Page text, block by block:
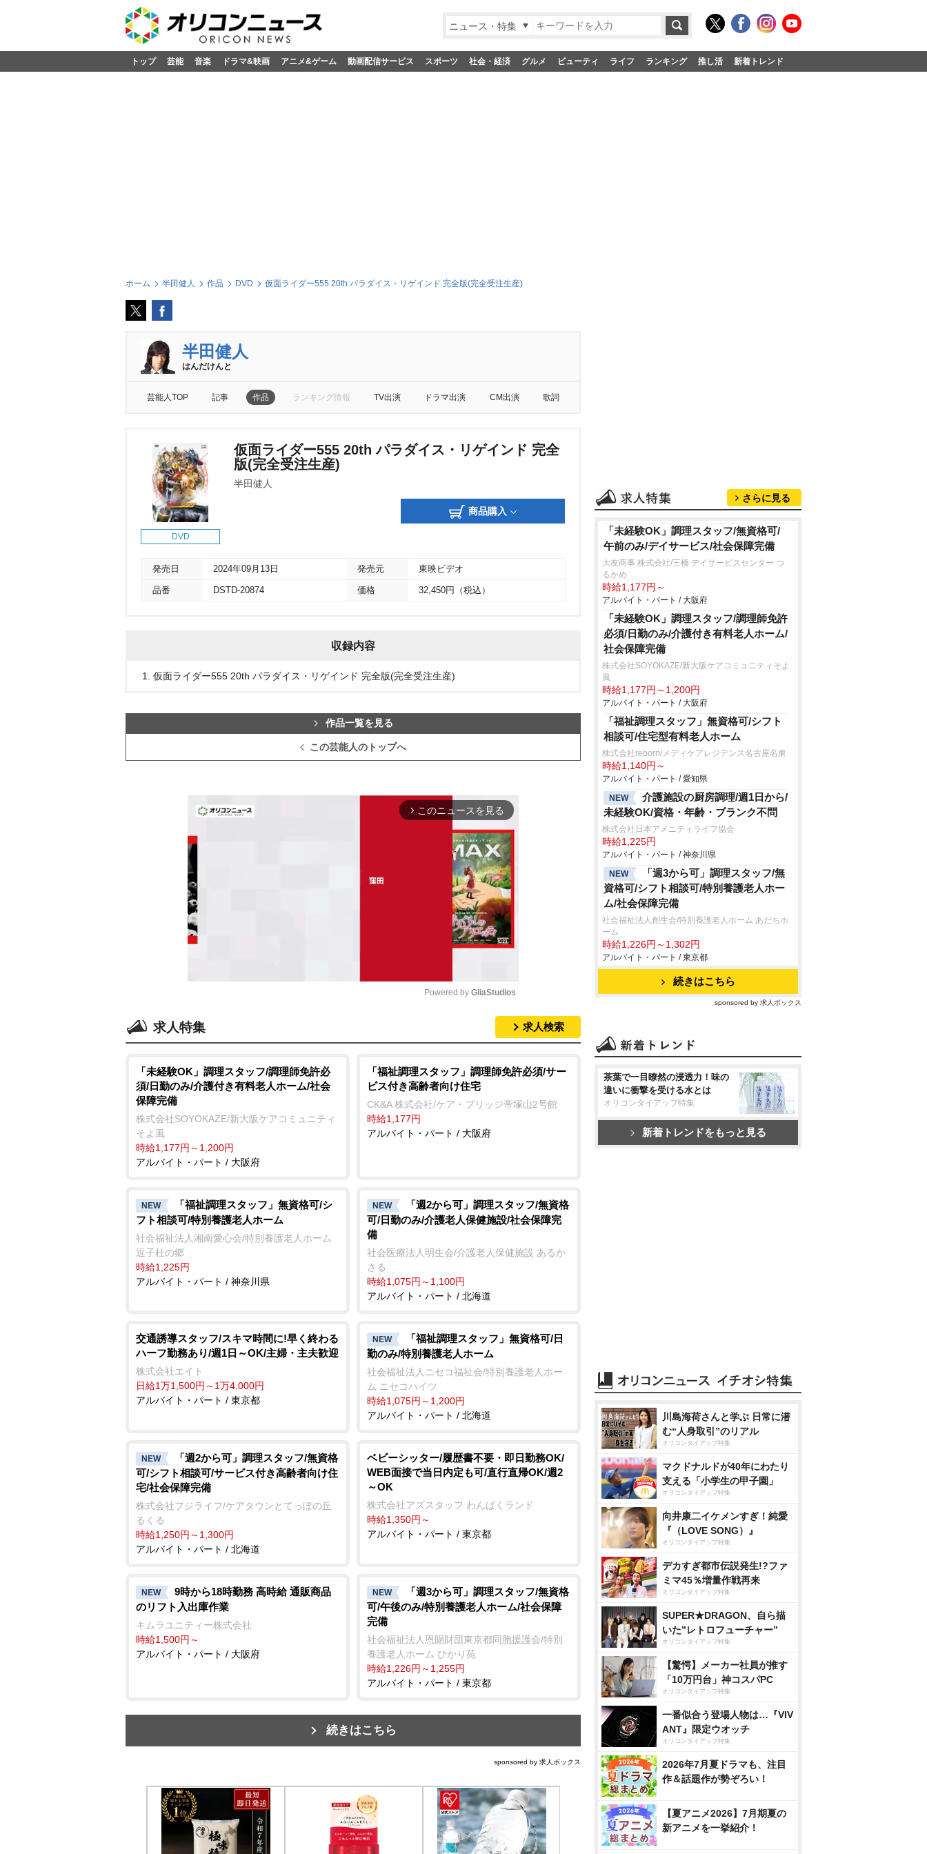
ニュース・特集
トップ 芸能 音楽 ドラマ&映画 アニメ&ゲーム 動画配信サービス スポーツ 社会・経済 グルメ ビューティ ライフ ランキング 推し活 新着トレンド
ホーム 半田健人 作品 DVD 仮面ライダー555 20th パラダイス・リゲインド 完全版(完全受注生産)
半田健人
はんだけんと
芸能人TOP 記事 作品 ランキング情報 TV出演 ドラマ出演 CM出演 歌詞
DVD
仮面ライダー555 20th パラダイス・リゲインド 完全
版(完全受注生産)
半田健人
商品購入
発売日 2024年09月13日 発売元 東映ビデオ
品番 DSTD-20874 価格 32,450円（税込）
収録内容
1. 仮面ライダー555 20th パラダイス・リゲインド 完全版(完全受注生産)
作品一覧を見る
この芸能人のトップへ
arrow_forward_ios このニュースを見る
e
Powered by GliaStudios
求人特集 求人検索
「未経験OK」調理スタッフ/調理師免許必
須/日勤のみ/介護付き有料老人ホーム/社会
保障完備
株式会社SOYOKAZE/新大阪ケアコミュニティ
そよ風
時給1,177円～1,200円
アルバイト・パート / 大阪府
「福祉調理スタッフ」調理師免許必須/サー
ビス付き高齢者向け住宅
CK&A 株式会社/ケア・ブリッジ帝塚山2号館
時給1,177円
アルバイト・パート / 大阪府
NEW
「福祉調理スタッフ」無資格可/シ
フト相談可/特別養護老人ホーム
社会福祉法人湘南愛心会/特別養護老人ホーム
逗子杜の郷
時給1,225円
アルバイト・パート / 神奈川県
NEW
「週2から可」調理スタッフ/無資格
可/日勤のみ/介護老人保健施設/社会保障完
備
社会医療法人明生会/介護老人保健施設 あるか
さる
時給1,075円～1,100円
アルバイト・パート / 北海道
交通誘導スタッフ/スキマ時間に!早く終わる
ハーフ勤務あり/週1日～OK/主婦・主夫歓迎
株式会社エイト
日給1万1,500円～1万4,000円
アルバイト・パート / 東京都
NEW
「福祉調理スタッフ」無資格可/日
勤のみ/特別養護老人ホーム
社会福祉法人ニセコ福祉会/特別養護老人ホー
ム ニセコハイツ
時給1,075円～1,200円
アルバイト・パート / 北海道
NEW
「週2から可」調理スタッフ/無資格
可/シフト相談可/サービス付き高齢者向け住
宅/社会保障完備
株式会社フジライフ/ケアタウンとてっぽの丘
るくる
時給1,250円～1,300円
アルバイト・パート / 北海道
ベビーシッター/履歴書不要・即日勤務OK/
WEB面接で当日内定も可/直行直帰OK/週2
～OK
株式会社アズスタッフ わんぱくランド
時給1,350円～
アルバイト・パート / 東京都
NEW
9時から18時勤務 高時給 通販商品
のリフト入出庫作業
キムラユニティー株式会社
時給1,500円～
アルバイト・パート / 大阪府
NEW
「週3から可」調理スタッフ/無資格
可/午後のみ/特別養護老人ホーム/社会保障
完備
社会福祉法人恩賜財団東京都同胞援護会/特別
養護老人ホーム ひかり苑
時給1,226円～1,255円
アルバイト・パート / 東京都
続きはこちら
sponsored by 求人ボックス
さらに見る
「未経験OK」調理スタッフ/無資格可/
午前のみ/デイサービス/社会保障完備
大友商事 株式会社/三橋 デイサービスセンター つ
るかめ
時給1,177円～
アルバイト・パート / 大阪府
「未経験OK」調理スタッフ/調理師免許
必須/日勤のみ/介護付き有料老人ホーム/
社会保障完備
株式会社SOYOKAZE/新大阪ケアコミュニティそよ
風
時給1,177円～1,200円
アルバイト・パート / 大阪府
「福祉調理スタッフ」無資格可/シフト
相談可/住宅型有料老人ホーム
株式会社reborn/メディケアレジデンス名古屋名東
時給1,140円～
アルバイト・パート / 愛知県
NEW
介護施設の厨房調理/週1日から/
未経験OK/資格・年齢・ブランク不問
株式会社日本アメニティライフ協会
時給1,225円
アルバイト・パート / 神奈川県
NEW
「週3から可」調理スタッフ/無
資格可/シフト相談可/特別養護老人ホー
ム/社会保障完備
社会福祉法人創生会/特別養護老人ホーム あだちホ
ーム
時給1,226円～1,302円
アルバイト・パート / 東京都
続きはこちら
sponsored by 求人ボックス
茶葉で一目瞭然の浸透力！味の
違いに衝撃を受ける水とは
オリコンタイアップ特集
新着トレンドをもっと見る
川島海荷さんと学ぶ 日常に潜
む“人身取引”のリアル
オリコンタイアップ特集
マクドナルドが40年にわたり
支える「小学生の甲子園」
オリコンタイアップ特集
向井康二イケメンすぎ！純愛
『（LOVE SONG）』
オリコンタイアップ特集
デカすぎ都市伝説発生!?ファ
ミマ45％増量作戦再来
オリコンタイアップ特集
SUPER★DRAGON、自ら描
いた”レトロフューチャー”
オリコンタイアップ特集
【驚愕】メーカー社員が推す
「10万円台」神コスパPC
オリコンタイアップ特集
一番似合う登場人物は…『VIV
ANT』限定ウオッチ
オリコンタイアップ特集
2026年7月夏ドラマも、注目
作＆話題作が勢ぞろい！
【夏アニメ2026】7月期夏の
新アニメを一挙紹介！